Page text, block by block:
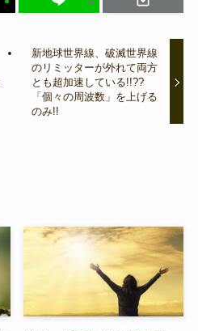
新地球世界線、破滅世界線
のリミッターが外れて両方
とも超加速している!!??
「個々の周波数」を上げる
のみ!!